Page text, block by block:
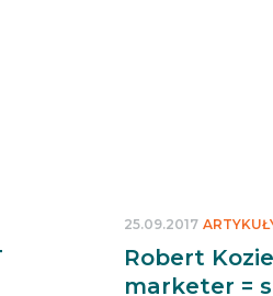
Robert
marketer =
25.09.2017